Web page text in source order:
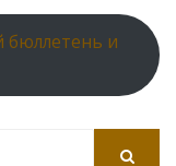
бюллетень и